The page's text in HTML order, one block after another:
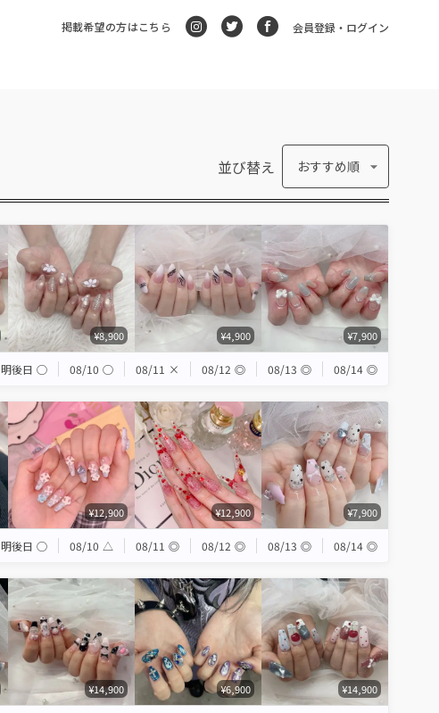
掲載希望の方はこちら 会員登録・ログイン
並び替え おすすめ順
¥8,900 ¥4,900 ¥7,900
明後日 ◯ 08/10 ◯ 08/11 × 08/12 ◎ 08/13 ◎ 08/14 ◎
¥12,900 ¥12,900 ¥7,900
明後日 ◯ 08/10 △ 08/11 ◎ 08/12 ◎ 08/13 ◎ 08/14 ◎
¥14,900 ¥6,900 ¥14,900